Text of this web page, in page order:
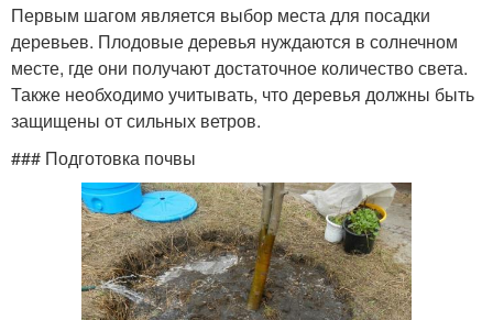
Первым шагом является выбор места для посадки
деревьев. Плодовые деревья нуждаются в солнечном
месте, где они получают достаточное количество света.
Также необходимо учитывать, что деревья должны быть
защищены от сильных ветров.
### Подготовка почвы